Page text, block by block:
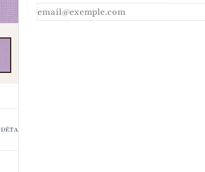
DÉTAILS TECHNIQUES